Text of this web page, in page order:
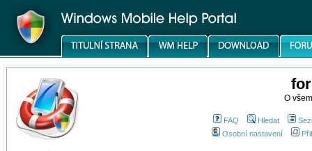
O
FAQ Hledat
Osobní nastavení